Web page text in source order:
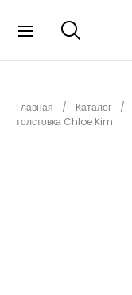
НОВИНКИ
Главная Каталог
толстовка Chloe Kim